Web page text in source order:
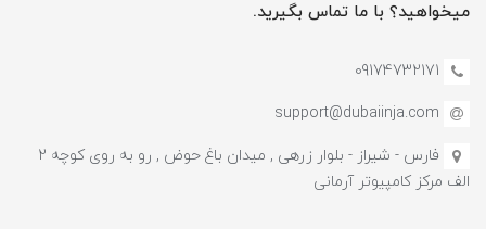
میخواهید؟ با ما تماس بگیرید.
09174732171
support@dubaiinja.com
فارس - شیراز - بلوار زرهی , میدان باغ حوض , رو به روی کوچه 2
الف مرکز کامپیوتر آرمانی